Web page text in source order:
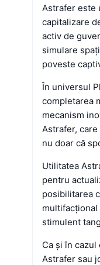
Astrafer este
capitalizare
activ de
simulare
poveste
În universul
completarea
mecanism
Astrafer,
nu doar că
Utilitatea
pentru
posibilitarea
stimulent
Ca și în
Astrafer sau